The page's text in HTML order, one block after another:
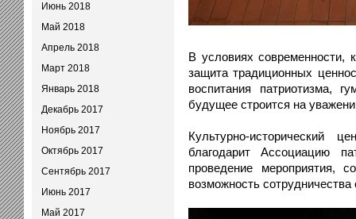
Июнь 2018
Май 2018
Апрель 2018
Март 2018
Январь 2018
Декабрь 2017
Ноябрь 2017
Октябрь 2017
Сентябрь 2017
Июнь 2017
Май 2017
В условиях современности,
защита традиционных
воспитания патриотизма,
будущее строится на
Культурно-
благодарит Ассоциацию
проведение мероприятия,
возможность